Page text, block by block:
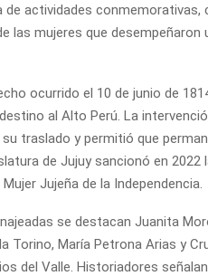
de actividades
las mujeres que
ocurrido el 10 de junio de
al Alto Perú. La
traslado y permitió que
de Jujuy sancionó en 2022
Jujeña de la Independencia.
se destacan Juanita
Torino, María Petrona Arias y
del Valle. Historiadores